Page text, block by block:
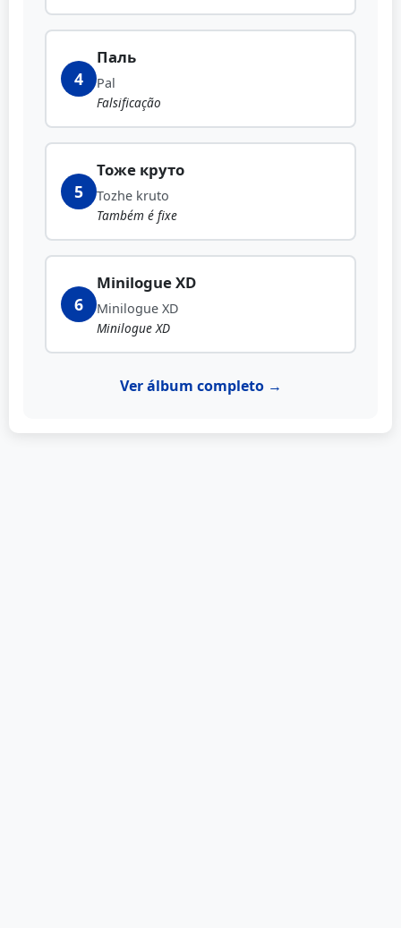
4
Паль
Pal
Falsificação
5
Тоже круто
Tozhe kruto
Também é fixe
6
Minilogue XD
Minilogue XD
Minilogue XD
Ver álbum completo →